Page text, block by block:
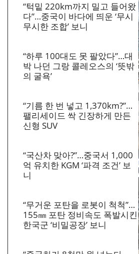
“턱밑 220km까지 밀고 들어왔
다”…중국이 바다에 띄운 ‘무시
무시한 조합’ 보니
“하루 100대도 못 팔았다”…대
박 나던 그랑 콜레오스의 ‘뜻밖
의 굴욕’
“기름 한 번 넣고 1,370km?”…
팰리세이드 싹 긴장하게 만든
신형 SUV
“국산차 맞아?”…중국서 1,000
억 유치한 KGM ‘파격 조건’ 보
니
“무거운 포탄을 로봇이 척척”…
155㎜ 포탄 정비속도 폭발시킨
한국군 ‘비밀공장’ 보니